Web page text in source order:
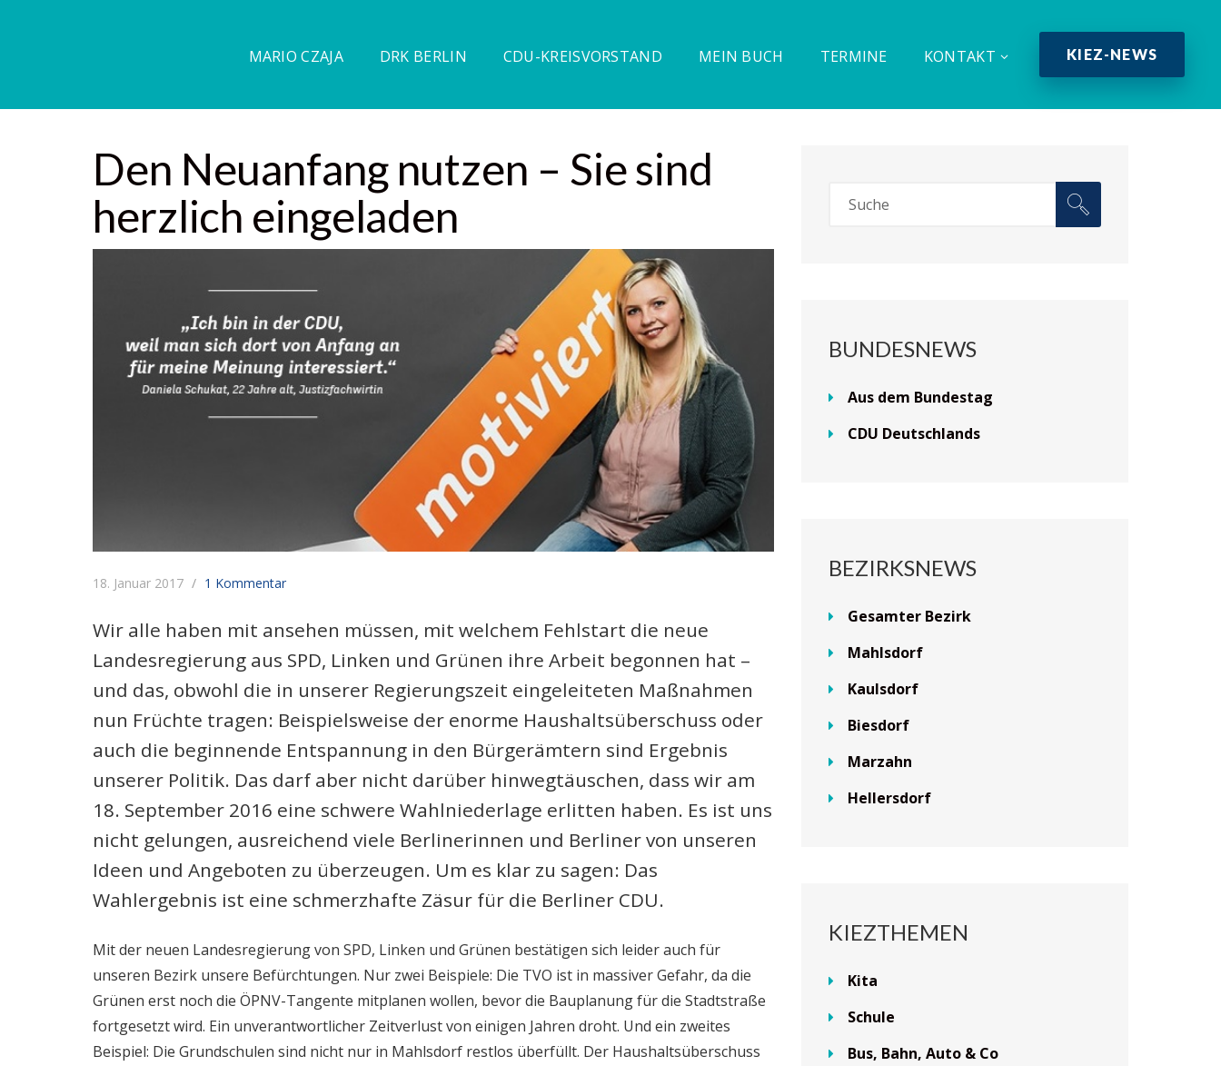
MARIO CZAJA DRK BERLIN CDU-KREISVORSTAND MEIN BUCH TERMINE KONTAKT KIEZ-NEWS
Den Neuanfang nutzen – Sie sind
herzlich eingeladen
18. Januar 2017 1 Kommentar
Wir alle haben mit ansehen müssen, mit welchem Fehlstart die neue
Landesregierung aus SPD, Linken und Grünen ihre Arbeit begonnen hat –
und das, obwohl die in unserer Regierungszeit eingeleiteten Maßnahmen
nun Früchte tragen: Beispielsweise der enorme Haushaltsüberschuss oder
auch die beginnende Entspannung in den Bürgerämtern sind Ergebnis
unserer Politik. Das darf aber nicht darüber hinwegtäuschen, dass wir am
18. September 2016 eine schwere Wahlniederlage erlitten haben. Es ist uns
nicht gelungen, ausreichend viele Berlinerinnen und Berliner von unseren
Ideen und Angeboten zu überzeugen. Um es klar zu sagen: Das
Wahlergebnis ist eine schmerzhafte Zäsur für die Berliner CDU.
Mit der neuen Landesregierung von SPD, Linken und Grünen bestätigen sich leider auch für
unseren Bezirk unsere Befürchtungen. Nur zwei Beispiele: Die TVO ist in massiver Gefahr, da die
Grünen erst noch die ÖPNV-Tangente mitplanen wollen, bevor die Bauplanung für die Stadtstraße
fortgesetzt wird. Ein unverantwortlicher Zeitverlust von einigen Jahren droht. Und ein zweites
Beispiel: Die Grundschulen sind nicht nur in Mahlsdorf restlos überfüllt. Der Haushaltsüberschuss
BUNDESNEWS
Aus dem Bundestag
CDU Deutschlands
BEZIRKSNEWS
Gesamter Bezirk
Mahlsdorf
Kaulsdorf
Biesdorf
Marzahn
Hellersdorf
KIEZTHEMEN
Kita
Schule
Bus, Bahn, Auto & Co